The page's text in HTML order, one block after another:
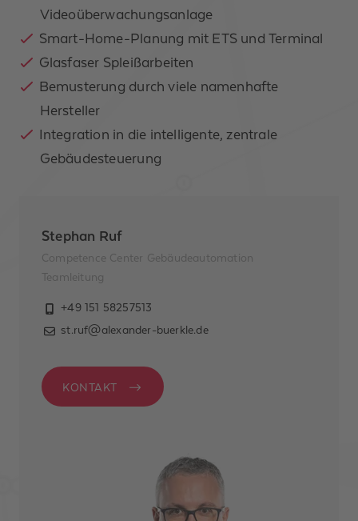
E-Mail-Adresse *
Nachricht *
Kenntnis
genommen. Ich
dass ich jederzeit
Widerspruch gegen
erheben und per E-
Mail an
Videoüberwachungsanlage
Smart-Home-Planung mit ETS und Terminal
Glasfaser Spleißarbeiten
Bemusterung durch viele namenhafte
Hersteller
Integration in die intelligente, zentrale
Gebäudesteuerung
Stephan Ruf
Competence Center Gebäudeautomation
Teamleitung
+49 151 58257513
st.ruf@alexander-buerkle.de
KONTAKT